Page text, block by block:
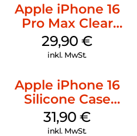
Apple iPhone 16
Pro Max Clear
Case MagSafe
Transparent
29,90€
inkl. MwSt.
Apple iPhone 16
Silicone Case
MagSafe Fuchsia
31,90€
inkl. MwSt.